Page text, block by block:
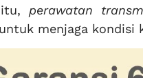
perawatan
menjaga kondisi